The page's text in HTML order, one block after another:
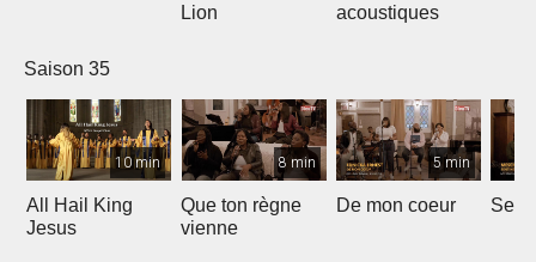
Lion
acoustiques
Saison 35
10 min
All Hail King
Jesus
8 min
Que ton règne
vienne
5 min
De mon coeur